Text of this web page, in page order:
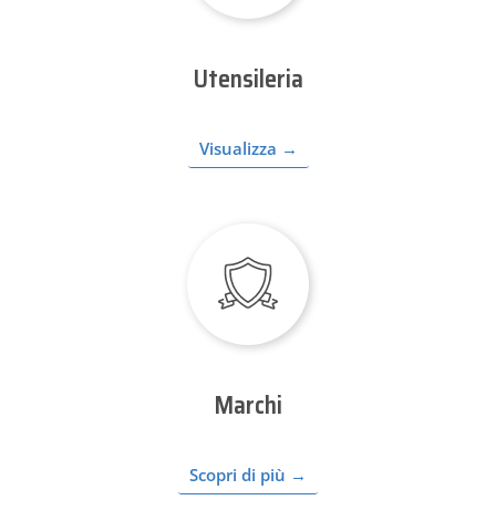
Utensileria
Visualizza →
Marchi
Scopri di più →